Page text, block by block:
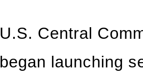
U.S. Central
began launching